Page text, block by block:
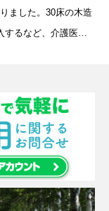
ました。30床の木造
するなど、介護医療